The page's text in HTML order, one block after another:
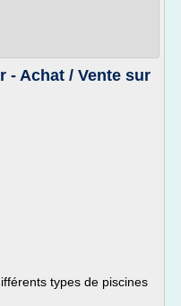
- Achat / Vente sur
types de piscines